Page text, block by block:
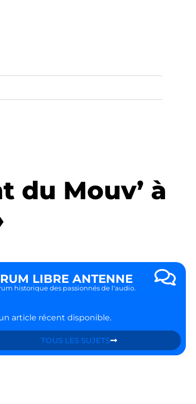
du Mouv’ à
LIBRE ANTENNE
historique des passionnés de l'audio.
article récent disponible.
TOUS LES SUJETS